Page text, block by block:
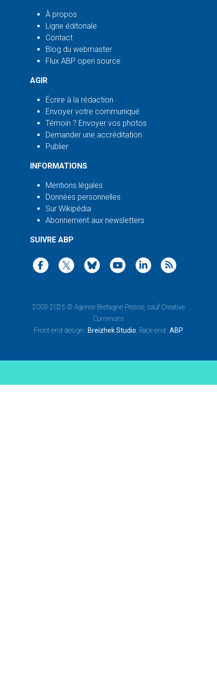
À propos
Ligne éditoriale
Contact
Blog du webmaster
Flux ABP open source
AGIR
Écrire à la rédaction
Envoyer votre communiqué
Témoin ? Envoyer vos photos
Demander une accréditation
Publier
INFORMATIONS
Mentions légales
Données personnelles
Sur Wikipédia
Abonnement aux newsletters
SUIVRE ABP
2003-2026 © Agence Bretagne Presse, sauf Creative
Commons
Front-end design : Breizhek Studio , Back-end :ABP